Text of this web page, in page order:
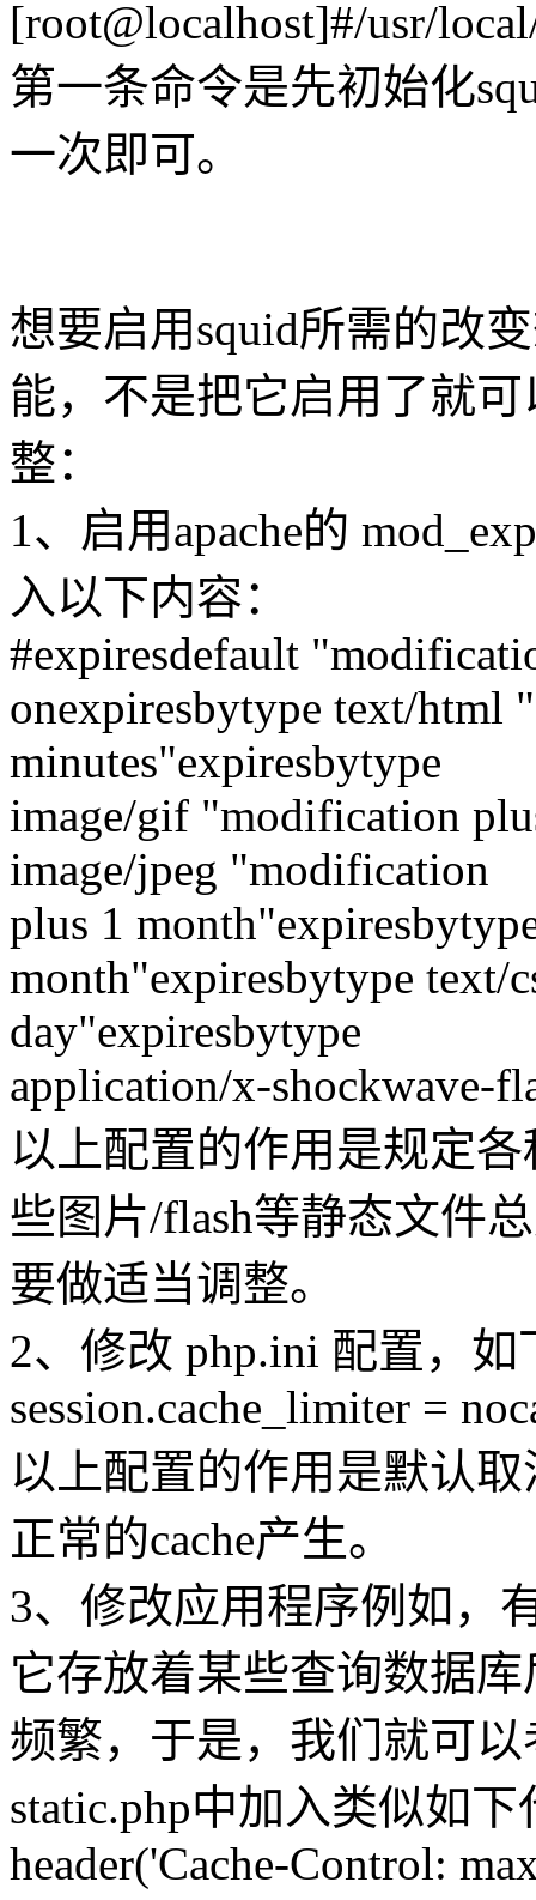
[root@localhost]#/usr/
第一条命令是先初始化
一次即可。
想要启用squid所需的改
能，不是把它启用了就
整：
1、启用apache的
入以下内容：
#expiresdefault
onexpiresbytype text/html
minutes"expiresbytype
image/gif "modification
image/jpeg "modification
plus 1
month"expiresbytype text/
day"expiresbytype
application/x-shockwave-
以上配置的作用是规定
些图片/flash等静态文件
要做适当调整。
2、修改 php.ini 配置，如
session.cache_limiter =
以上配置的作用是默认取
正常的cache产生。
3、修改应用程序例如，
它存放着某些查询数据
频繁，于是，我们就可以
static.php中加入类似如下
header('Cache-Control: